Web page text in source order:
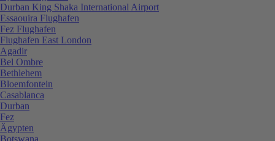
Durban King Shaka International Airport
Essaouira Flughafen
Fez Flughafen
Flughafen East London
Agadir
Bel Ombre
Bethlehem
Bloemfontein
Casablanca
Durban
Fez
Ägypten
Botswana